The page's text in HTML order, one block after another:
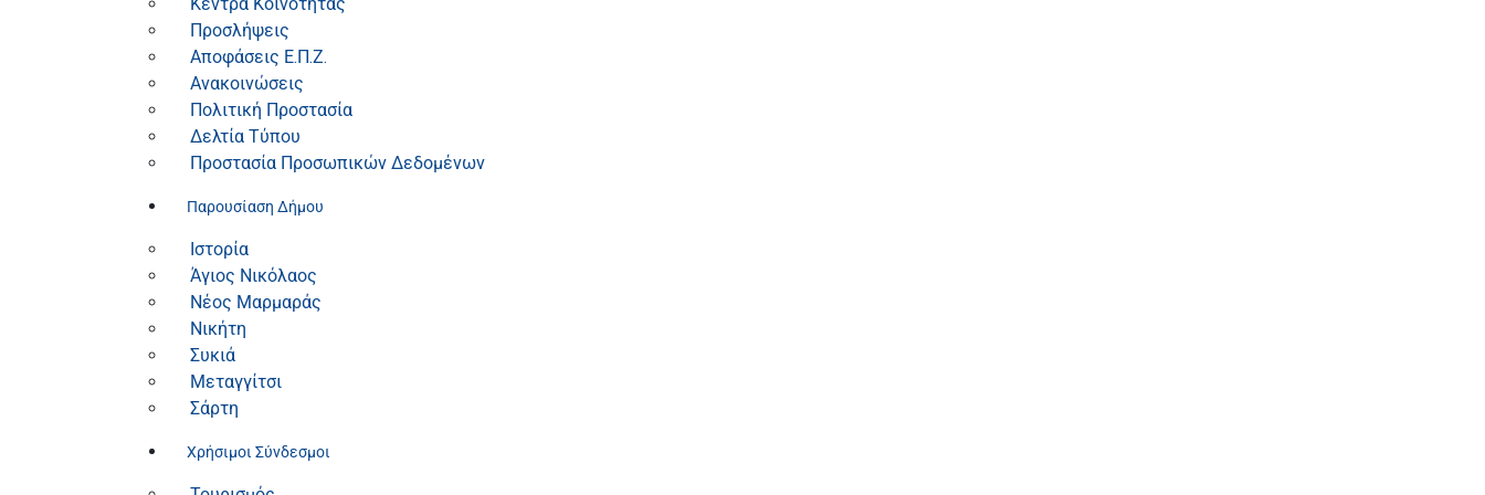
Προσλήψεις
Αποφάσεις Ε.Π.Ζ.
Ανακοινώσεις
Πολιτική Προστασία
Δελτία Τύπου
Προστασία Προσωπικών Δεδομένων
Παρουσίαση Δήμου
Ιστορία
Άγιος Νικόλαος
Νέος Μαρμαράς
Νικήτη
Συκιά
Μεταγγίτσι
Σάρτη
Χρήσιμοι Σύνδεσμοι